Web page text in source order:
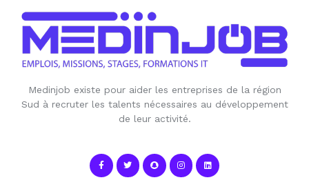
Medinjob existe pour aider les entreprises de la région
Sud à recruter les talents nécessaires au développement
de leur activité.